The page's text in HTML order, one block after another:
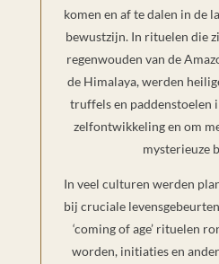
komen en af te dalen in de
bewustzijn. In rituelen die
regenwouden van de
de Himalaya, werden
truffels en paddenstoelen
zelfontwikkeling en om
mysterieuze
In veel culturen werden
bij cruciale
‘coming of age’ rituelen
worden, initiaties en